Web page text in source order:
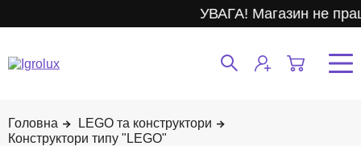
УВАГА! Магазин не
LEGO та конструктори
Конструктори типу "LEGO"